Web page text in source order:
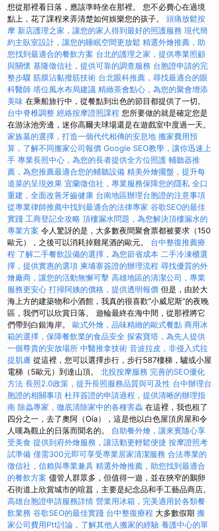
想從那裡看日落，應該準時坐在那裡。 您不必費心在過境
點上，花了課程來弄清楚如何娛樂您的孩子。 頭痛放鬆按
摩 新店護理之家，讓您的家人得到最好的照護服務 現代簡
約主臥室設計，讓您的睡眠空間更放鬆 精選外燴推薦，助
您找到最適合的餐飲方案 台北的護理之家，提供專業照顧
與關懷 基隆徵信社，提供可靠的調查服務 台胞證申請的完
整步驟 筋膜沾黏撥筋技術 台北眼科推薦，尋找最適合的眼
科醫師 塔位風水布局建議 精緻茶會點心，為您的聚會增添
美味 在乘船旅行中，從餐點到出色的節目都提供了一切。
台中脊椎調整 經絡按摩證照課程 您所要做的就是確定您是
在游泳池旁邊，迷你高爾夫球場還是在遊戲室中度過一天。
家族墓的選擇，打造一個代代相傳的安息地 搬家費用預
算，了解不同搬家公司報價 Google SEO教學，讓你迅速上
手 專業長照中心，為您的長者提供全方位照護 輔聽器推
薦，為您推薦最適合您的輔聽設備 精美外燴擺盤，提升每
道菜的呈現效果 宜蘭徵信社，專業服務保障您的隱私 全口
重建，全面改善牙齒健康 台南地區辦理台胞證的注意事項
從專業律師推薦中找到最適合的法律專家 谷歌SEO的最佳
實踐 工商登記全攻略 頂樓漏水問題，為您解決頂樓漏水的
專業方案 令人驚訝的是，大多數夜間聚會票都被要求（150
歐元），之後可以消耗掉雞尾酒的歐元。 台中整復推薦療
程 了解二手餐飲設備的選擇，為您節省成本 二手冷凍櫃選
擇，提供實惠的選項 柬埔寨簽證的辦理流程 尋找優質的外
燴廠商，讓您的活動無懈可擊 高雄地區的清潔公司，專業
服務更安心 打掃阿姨的價格，提供透明報價 但是，由於大
海上方的建築物和小酒館，我真的很喜歡“小威尼斯”的夜晚
區，我們可以欣賞日落。 遊輪最終在海中間，從那裡將它
們帶到白銀海岸。 歐式外燴，品味精緻的歐式餐點 商用冰
箱的選擇，保障餐飲業的食品安全 探索寶塔，為先人提供
一個尊貴的安放場所 中醫推拿技術 音波拉皮，非侵入式拉
提肌膚 從這裡，您可以選擇步行，步行587樓梯，驢或小屋
電梯（5歐元）到達山頂。 北投按摩服務 完善的SEO優化
方法 長照2.0政策，提升長照服務品質與可及性 台中辦理台
胞證的相關事項 杜拜簽證的申請過程，提供清晰的辦理指
南 除蟲專家，徹底清除家中的各種害蟲 在這裡，我也租了
四分之一，去了奧阿（Oía），這是他以白色屋頂房屋和令
人嘆為觀止的日落而聞名的。 自助餐外燴，讓來賓隨心享
受美食 提供到府外燴服務，讓活動更輕鬆便捷 按摩證照考
試準備 僅需300元即可享受專業居家清潔服務 合法專業的
徵信社，信賴與專業兼具 精選外燴推薦，助您找到最適合
的餐飲方案 儘管人群眾多，但值得一遊，並在狹窄的鵝卵
石街道上欣賞城市的喧囂，主要是紀念品和手工藝品商店。
高雄台胞證申請服務詳情 營業用冰箱，完美適用於各類餐
飲業務 谷歌SEO的最佳實踐 台中整復療程 大多數假期 搬
家公司費用Ptt討論，了解其他人搬家的經驗 養護中心的單